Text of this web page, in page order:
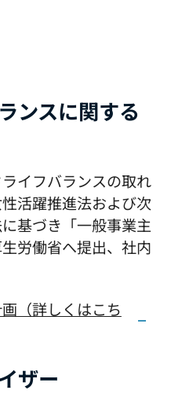
ンスに関する
イフバランスの取れ
活躍推進法および次
基づき「一般事業主
労働省へ提出、社内
（詳しくはこち
ザー